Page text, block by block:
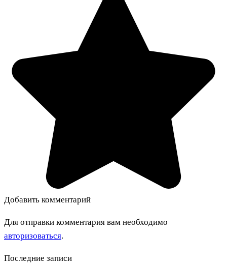
Добавить комментарий
Для отправки комментария вам необходимо
авторизоваться.
Последние записи